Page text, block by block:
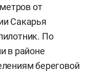
от
Сакарья
По
в районе
береговой